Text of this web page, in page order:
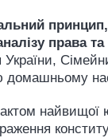
права
домашньому
найвищої